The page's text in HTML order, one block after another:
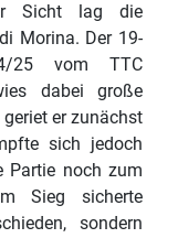
Sicht lag die
Morina. Der 19-
25 vom TTC
dabei große
er zunächst
sich jedoch
Partie noch zum
Sieg sicherte
sondern